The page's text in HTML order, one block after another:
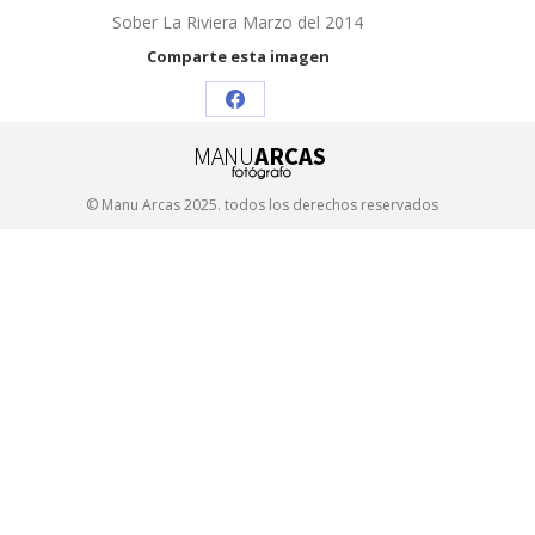
Sober La Riviera Marzo del 2014
Comparte esta imagen
Share
on
Facebook
© Manu Arcas 2025. todos los derechos reservados